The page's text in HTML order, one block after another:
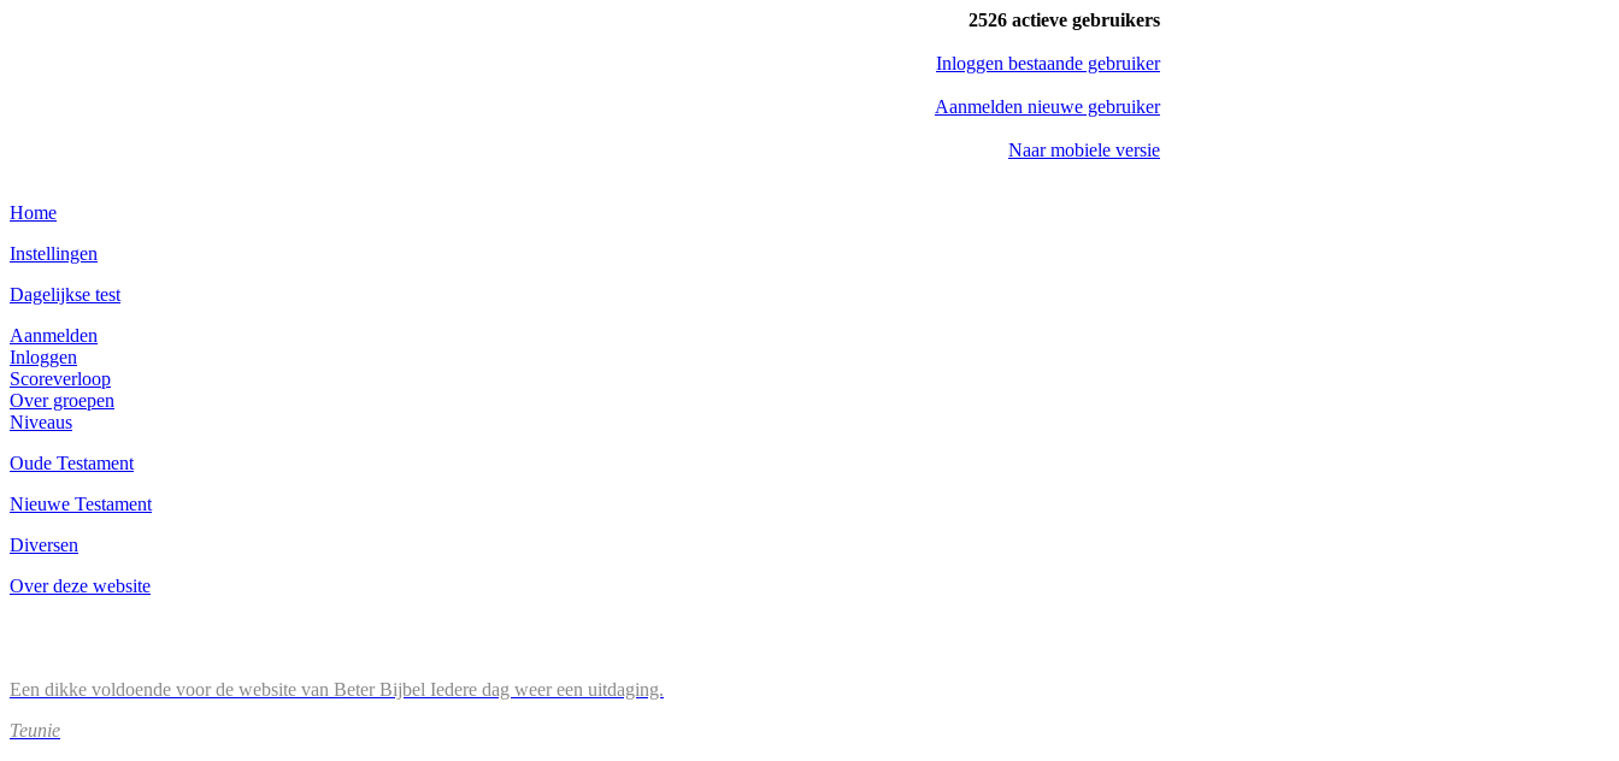
2526 actieve gebruikers
Inloggen bestaande gebruiker
Aanmelden nieuwe gebruiker
Naar mobiele versie
Home
Instellingen
Dagelijkse test
Aanmelden
Inloggen
Scoreverloop
Over groepen
Niveaus
Oude Testament
Nieuwe Testament
Diversen
Over deze website
Een dikke voldoende voor de website van Beter Bijbel Iedere dag weer een uitdaging.
Teunie